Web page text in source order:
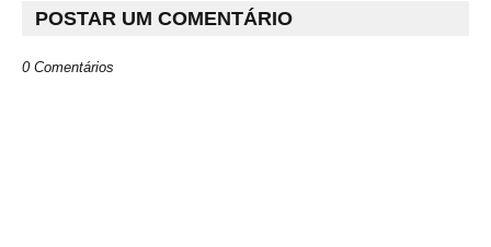
POSTAR UM COMENTÁRIO
0 Comentários